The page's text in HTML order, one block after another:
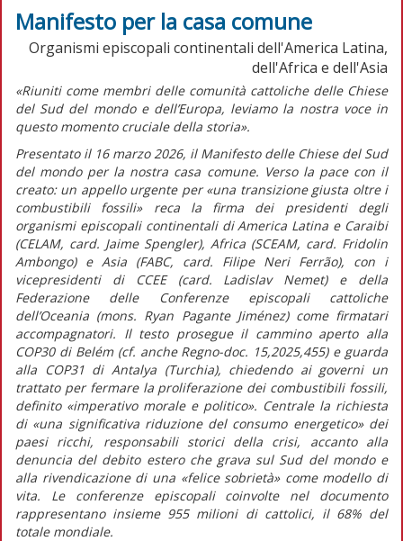
Manifesto per la casa comune
Organismi episcopali continentali dell'America Latina,
dell'Africa e dell'Asia
«Riuniti come membri delle comunità cattoliche delle Chiese
del Sud del mondo e dell’Europa, leviamo la nostra voce in
questo momento cruciale della storia».
Presentato il 16 marzo 2026, ilManifesto delle Chiese del Sud
del mondo per la nostra casa comune. Verso la pace con il
creato: un appello urgente per «una transizione giusta oltre i
combustibili fossili» reca la firma dei presidenti degli
organismi episcopali continentali di America Latina e Caraibi
(CELAM, card. Jaime Spengler), Africa (SCEAM, card. Fridolin
Ambongo) e Asia (FABC, card. Filipe Neri Ferrão), con i
vicepresidenti di CCEE (card. Ladislav Nemet) e della
Federazione delle Conferenze episcopali cattoliche
dell’Oceania (mons. Ryan Pagante Jiménez) come firmatari
accompagnatori. Il testo prosegue il cammino aperto alla
COP30 di Belém (cf. ancheRegno-doc. 15,2025,455) e guarda
alla COP31 di Antalya (Turchia), chiedendo ai governi un
trattato per fermare la proliferazione dei combustibili fossili,
definito«imperativo morale e politico». Centrale la richiesta
di«una significativa riduzione del consumo energetico» dei
paesi ricchi, responsabili storici della crisi, accanto alla
denuncia del debito estero che grava sul Sud del mondo e
alla rivendicazione di una«felice sobrietà» come modello di
vita. Le conferenze episcopali coinvolte nel documento
rappresentano insieme 955 milioni di cattolici, il 68% del
totale mondiale.